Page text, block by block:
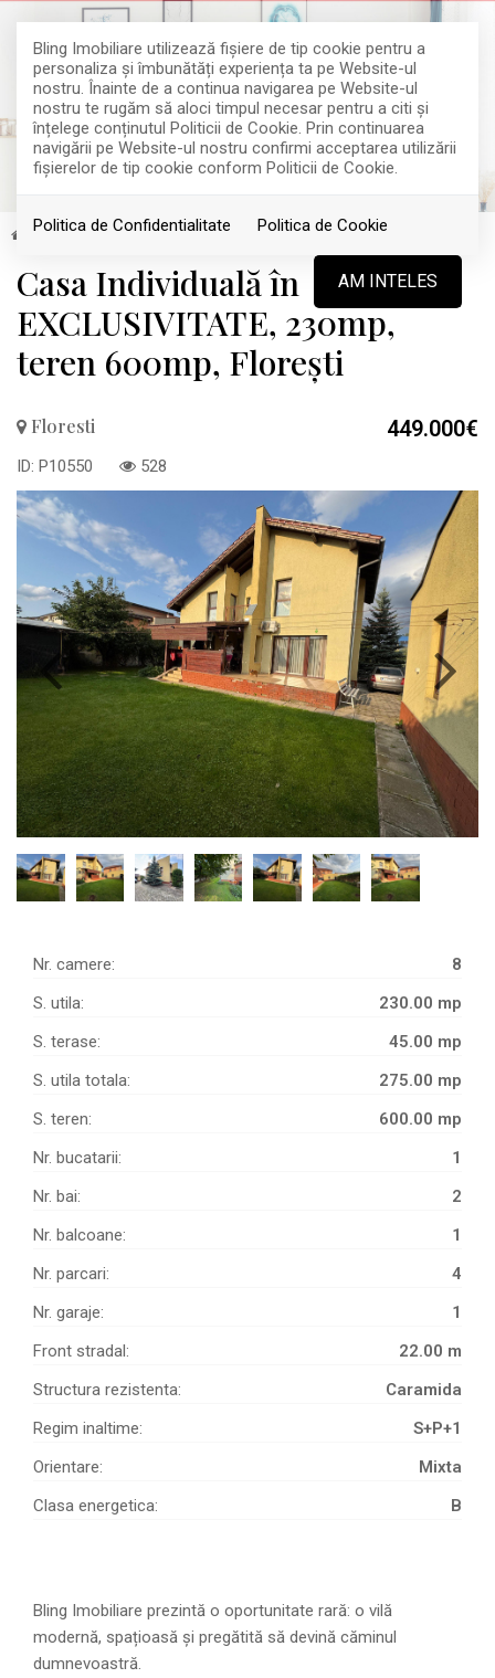
Bling Imobiliare utilizează fişiere de tip cookie pentru a
personaliza și îmbunătăți experiența ta pe Website-ul
nostru. Înainte de a continua navigarea pe Website-ul
nostru te rugăm să aloci timpul necesar pentru a citi și
înțelege conținutul Politicii de Cookie. Prin continuarea
navigării pe Website-ul nostru confirmi acceptarea utilizării
fişierelor de tip cookie conform Politicii de Cookie.
Politica de Confidentialitate Politica de Cookie
AM INTELES
Vanzare Case Floresti
Casa Individuală în
EXCLUSIVITATE, 230mp,
teren 600mp, Florești
Floresti 449.000€
ID: P10550 528
Nr. camere:
8
S. utila:
230.00 mp
S. terase:
45.00 mp
S. utila totala:
275.00 mp
S. teren:
600.00 mp
Nr. bucatarii:
1
Nr. bai:
2
Nr. balcoane:
1
Nr. parcari:
4
Nr. garaje:
1
Front stradal:
22.00 m
Structura rezistenta:
Caramida
Regim inaltime:
S+P+1
Orientare:
Mixta
Clasa energetica:
B
Bling Imobiliare prezintă o oportunitate rară: o vilă
modernă, spațioasă și pregătită să devină căminul
dumnevoastră.